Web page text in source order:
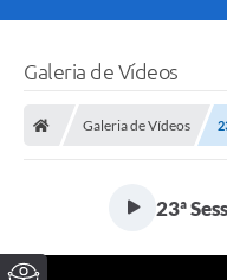
Galeria de Vídeos
Galeria de Vídeos
23ª